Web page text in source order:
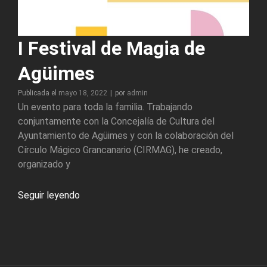
I Festival de Magia de
Agüimes
Publicada el mayo 18, 2022 por Byline
admin
Un evento para toda la familia. Trabajando
conjuntamente con la Concejalía de Cultura del
Ayuntamiento de Agüimes y con la colaboración del
Círculo Mágico Grancanario (CIRMAG), he creado,
organizado y
Seguir leyendo